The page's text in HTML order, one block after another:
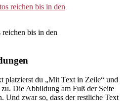
bis in den
platzierst du „Mit Text in Zeile“ und
zu. Die Abbildung am Fuß der Seite
Und zwar so, dass der restliche Text